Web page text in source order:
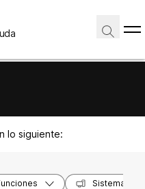
lo siguiente:
Sistemas